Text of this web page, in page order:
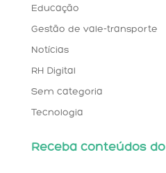
Educação
Gestão de vale-transporte
Notícias
RH Digital
Sem categoria
Tecnologia
Receba conteúdos